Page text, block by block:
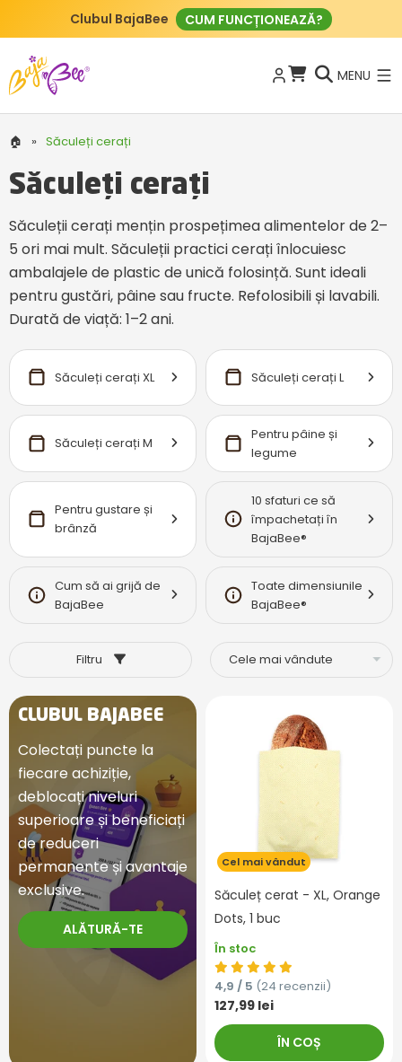
Clubul BajaBee CUM FUNCȚIONEAZĂ?
MENU
🏠 » Săculeți cerați
Săculeți cerați
Săculeții cerați mențin prospețimea alimentelor de 2–
5 ori mai mult. Săculeții practici cerați înlocuiesc
ambalajele de plastic de unică folosință. Sunt ideali
pentru gustări, pâine sau fructe. Refolosibili și lavabili.
Durată de viață: 1–2 ani.
Săculeți cerați XL Săculeți cerați L
Săculeți cerați M
Pentru pâine și
legume
Pentru gustare și
brânză
10 sfaturi ce să
împachetați în
BajaBee®
Cum să ai grijă de
BajaBee
Toate dimensiunile
BajaBee®
Filtru
CLUBUL BAJABEE
Colectați puncte la
fiecare achiziție,
deblocați niveluri
superioare și beneficiați
de reduceri
permanente și avantaje
exclusive.
ALĂTURĂ-TE
Cel mai vândut
Săculeț cerat - XL, Orange
Dots, 1 buc
În stoc
4,9 / 5 (24 recenzii)
127,99 lei
ÎN COȘ